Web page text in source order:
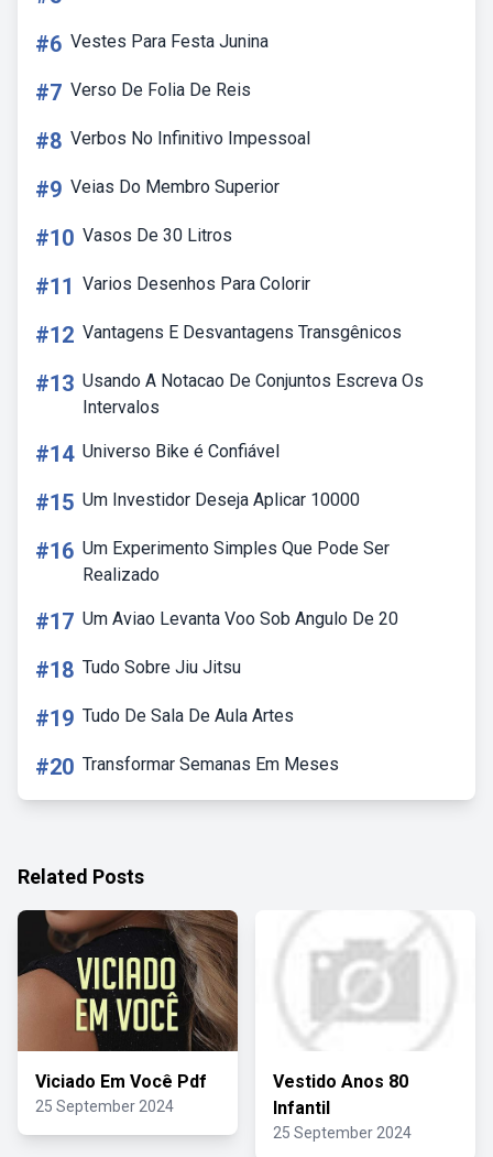
#6 Vestes Para Festa Junina
#7 Verso De Folia De Reis
#8 Verbos No Infinitivo Impessoal
#9 Veias Do Membro Superior
#10 Vasos De 30 Litros
#11 Varios Desenhos Para Colorir
#12 Vantagens E Desvantagens Transgênicos
#13 Usando A Notacao De Conjuntos Escreva Os
Intervalos
#14 Universo Bike é Confiável
#15 Um Investidor Deseja Aplicar 10000
#16 Um Experimento Simples Que Pode Ser
Realizado
#17 Um Aviao Levanta Voo Sob Angulo De 20
#18 Tudo Sobre Jiu Jitsu
#19 Tudo De Sala De Aula Artes
#20 Transformar Semanas Em Meses
Related Posts
Viciado Em Você Pdf
25 September 2024
Vestido Anos 80
Infantil
25 September 2024